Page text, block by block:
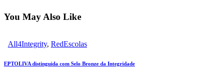
You May Also Like
All4Integrity, RedEscolas
EPTOLIVA distinguida com Selo Bronze da Integridade